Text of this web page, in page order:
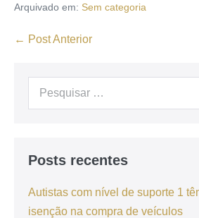
Arquivado em: Sem categoria
← Post Anterior
Posts recentes
Autistas com nível de suporte 1
isenção na compra de veículos